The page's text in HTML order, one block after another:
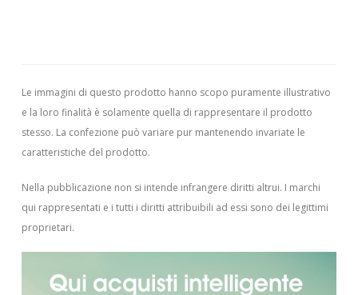
Le immagini di questo prodotto hanno scopo puramente illustrativo
e la loro finalità è solamente quella di rappresentare il prodotto
stesso. La confezione può variare pur mantenendo invariate le
caratteristiche del prodotto.
Nella pubblicazione non si intende infrangere diritti altrui. I marchi
qui rappresentati e i tutti i diritti attribuibili ad essi sono dei legittimi
proprietari.